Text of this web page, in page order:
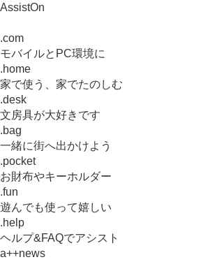
AssistOn
.com
モバイルとPC環境に
.home
家で使う、家でたのしむ
.desk
文房具が大好きです
.bag
一緒に街へ出かけよう
.pocket
お財布やキーホルダー
.fun
遊んでも使って嬉しい
.help
ヘルプ&FAQでアシスト
a++news